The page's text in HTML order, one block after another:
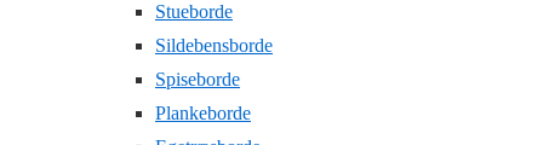
Stueborde
Sildebensborde
Spiseborde
Plankeborde